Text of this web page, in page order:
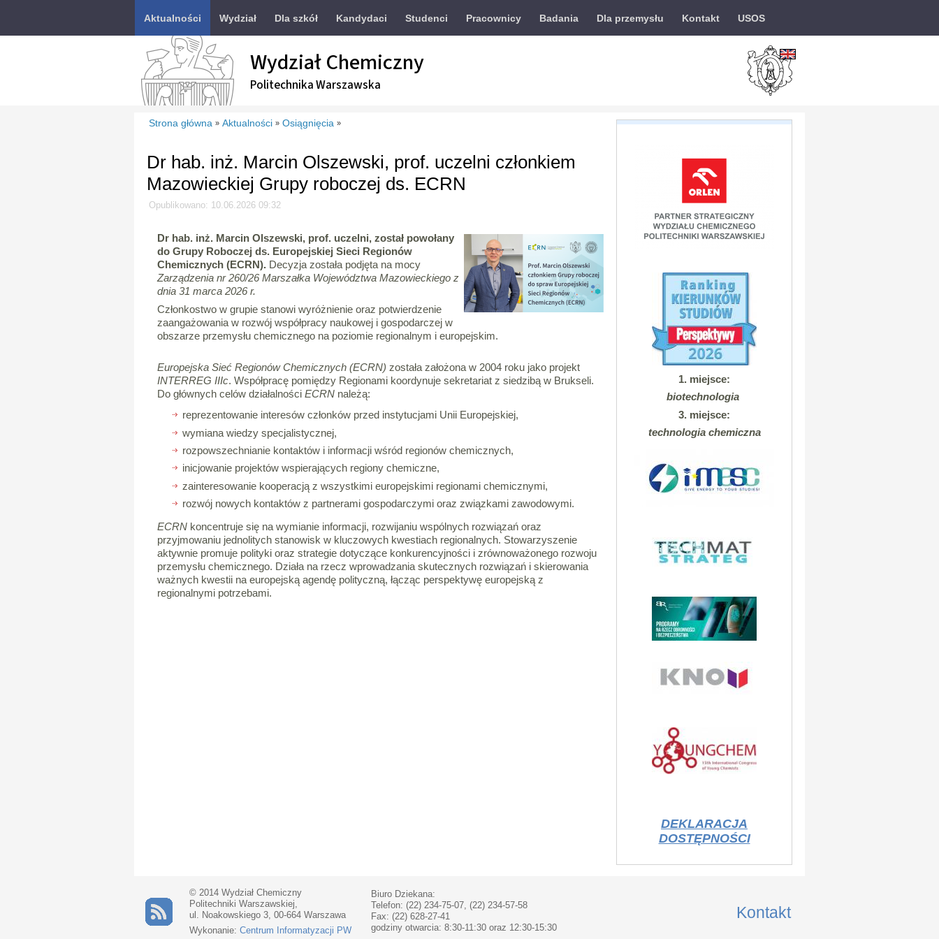
Aktualności Wydział Dla szkół Kandydaci Studenci Pracownicy Badania Dla przemysłu Kontakt USOS
Wydział Chemiczny
Politechnika Warszawska
Strona główna » Aktualności » Osiągnięcia »
Dr hab. inż. Marcin Olszewski, prof. uczelni członkiem
Mazowieckiej Grupy roboczej ds. ECRN
Opublikowano: 10.06.2026 09:32
Dr hab. inż. Marcin Olszewski, prof. uczelni, został powołany
do Grupy Roboczej ds. Europejskiej Sieci Regionów
Chemicznych (ECRN).Decyzja została podjęta na mocy
Zarządzenia nr 260/26 Marszałka Województwa Mazowieckiego z
dnia 31 marca 2026 r.
Członkostwo w grupie stanowi wyróżnienie oraz potwierdzenie
zaangażowania w rozwój współpracy naukowej i gospodarczej w
obszarze przemysłu chemicznego na poziomie regionalnym i europejskim.
Europejska Sieć Regionów Chemicznych (ECRN) została założona w 2004 roku jako projekt
INTERREG IIIc. Współpracę pomiędzy Regionami koordynuje sekretariat z siedzibą w Brukseli.
Do głównych celów działalności ECRNnależą:
reprezentowanie interesów członków przed instytucjami Unii Europejskiej,
wymiana wiedzy specjalistycznej,
rozpowszechnianie kontaktów i informacji wśród regionów chemicznych,
inicjowanie projektów wspierających regiony chemiczne,
zainteresowanie kooperacją z wszystkimi europejskimi regionami chemicznymi,
rozwój nowych kontaktów z partnerami gospodarczymi oraz związkami zawodowymi.
ECRNkoncentruje się na wymianie informacji, rozwijaniu wspólnych rozwiązań oraz
przyjmowaniu jednolitych stanowisk w kluczowych kwestiach regionalnych. Stowarzyszenie
aktywnie promuje polityki oraz strategie dotyczące konkurencyjności i zrównoważonego rozwoju
przemysłu chemicznego. Działa na rzecz wprowadzania skutecznych rozwiązań i skierowania
ważnych kwestii na europejską agendę polityczną, łącząc perspektywę europejską z
regionalnymi potrzebami.
1. miejsce:
biotechnologia
3. miejsce:
technologia chemiczna
DEKLARACJA
DOSTĘPNOŚCI
© 2014 Wydział Chemiczny
Politechniki Warszawskiej,
ul. Noakowskiego 3, 00-664 Warszawa
Wykonanie: Centrum Informatyzacji PW
Biuro Dziekana:
Telefon: (22) 234-75-07, (22) 234-57-58
Fax: (22) 628-27-41
godziny otwarcia: 8:30-11:30 oraz 12:30-15:30
Kontakt